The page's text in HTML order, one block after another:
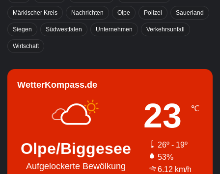
Märkischer Kreis Nachrichten Olpe Polizei Sauerland
Siegen Südwestfalen Unternehmen Verkehrsunfall
Wirtschaft
WetterKompass.de
Olpe/Biggesee
Aufgelockerte Bewölkung
23 ℃
26º - 19º
53%
6.12 km/h